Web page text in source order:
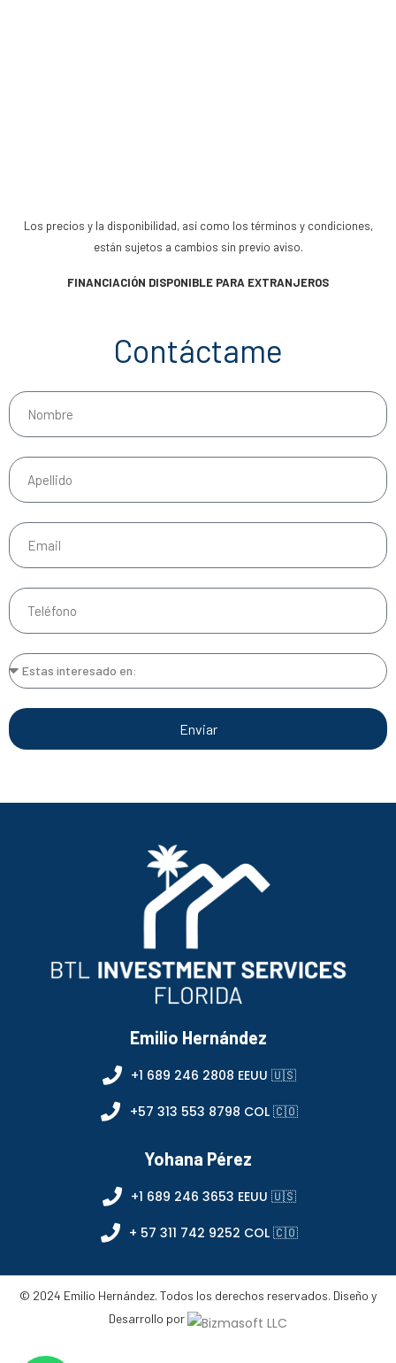
Los precios y la disponibilidad, así como los términos y condiciones,
están sujetos a cambios sin previo aviso.
FINANCIACIÓN DISPONIBLE PARA EXTRANJEROS
Contáctame
Enviar
Emilio Hernández
+1 689 246 2808 EEUU 🇺🇸
+57 313 553 8798 COL 🇨🇴
Yohana Pérez
+1 689 246 3653 EEUU 🇺🇸
+ 57 311 742 9252 COL 🇨🇴
© 2024 Emilio Hernández. Todos los derechos reservados. Diseño y
Desarrollo por